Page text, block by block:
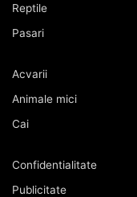
Reptile
Pasari
Acvarii
Animale mici
Cai
Confidentialitate
Publicitate